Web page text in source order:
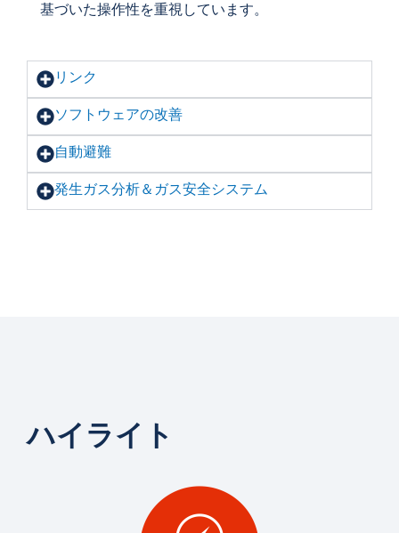
基づいた操作性を重視しています。
リンク
ソフトウェアの改善
自動避難
発生ガス分析＆ガス安全システム
ハイライト